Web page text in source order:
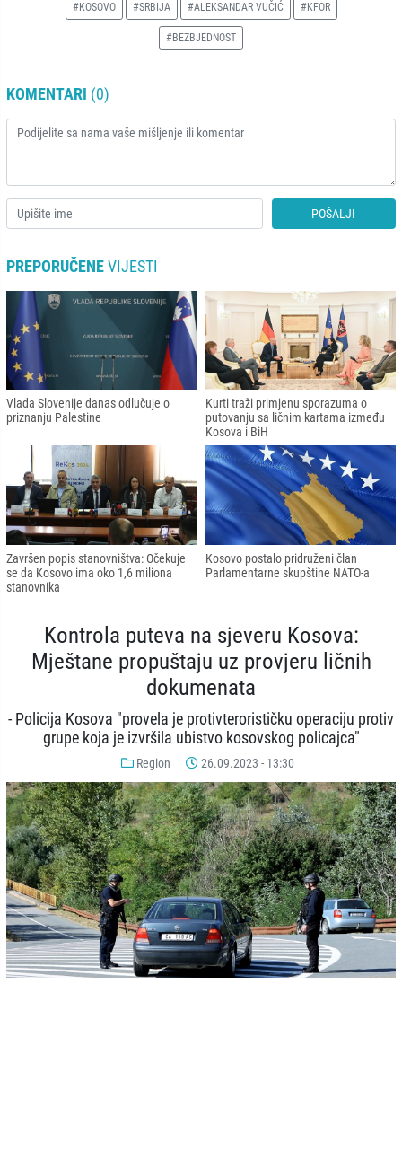
#KOSOVO #SRBIJA #ALEKSANDAR VUČIĆ #KFOR
#BEZBJEDNOST
KOMENTARI (0)
POŠALJI
PREPORUČENEVIJESTI
Vlada Slovenije danas odlučuje o
priznanju Palestine
Kurti traži primjenu sporazuma o
putovanju sa ličnim kartama između
Kosova i BiH
Završen popis stanovništva: Očekuje
se da Kosovo ima oko 1,6 miliona
stanovnika
Kosovo postalo pridruženi član
Parlamentarne skupštine NATO-a
Kontrola puteva na sjeveru Kosova:
Mještane propuštaju uz provjeru ličnih
dokumenata
- Policija Kosova "provela je protivterorističku operaciju protiv
grupe koja je izvršila ubistvo kosovskog policajca"
Region 26.09.2023 - 13:30